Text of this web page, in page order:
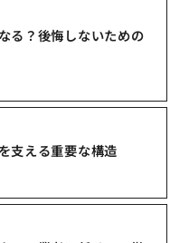
る？後悔しないための
支える重要な構造